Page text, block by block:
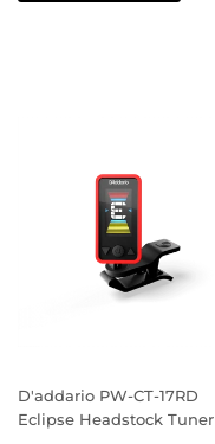
D'addario PW-CT-17RD
Eclipse Headstock Tuner